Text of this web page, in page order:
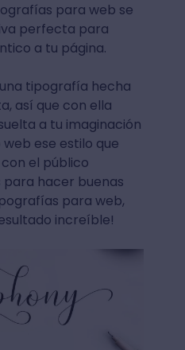
para web se
perfecta para
a tu página.
tipografía hecha
así que con ella
a tu imaginación
ese estilo que
el público
para hacer buenas
para web,
increíble!